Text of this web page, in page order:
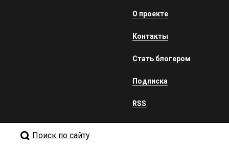
О проекте
Контакты
Стать блогером
Подписка
RSS
Поиск по сайту